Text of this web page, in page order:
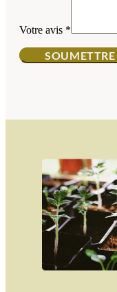
Votre avis *